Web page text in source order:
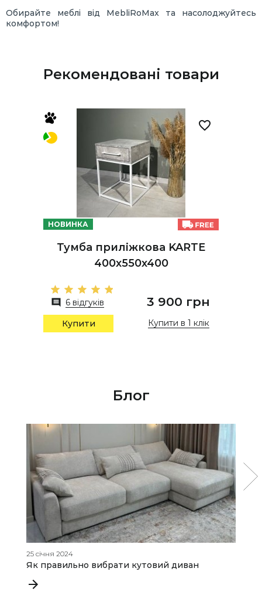
Обирайте меблі від MebliRoMax та насолоджуйтесь
комфортом!
Рекомендовані товари
НОВИНКА
Тумба приліжкова KARTE
400х550х400
6 відгуків 3 900 грн
Купити Купити в 1 клік
Блог
25 січня 2024
Як правильно вибрати кутовий диван